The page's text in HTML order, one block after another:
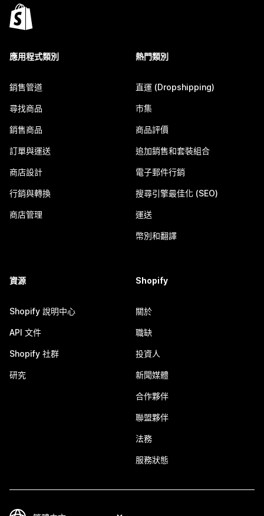
應用程式類別
銷售管道
尋找商品
銷售商品
訂單與運送
商店設計
行銷與轉換
商店管理
熱門類別
直運 (Dropshipping)
市集
商品評價
追加銷售和套裝組合
電子郵件行銷
搜尋引擎最佳化 (SEO)
運送
幣別和翻譯
資源
Shopify 說明中心
API 文件
Shopify 社群
研究
Shopify
關於
職缺
投資人
新聞媒體
合作夥伴
聯盟夥伴
法務
服務狀態